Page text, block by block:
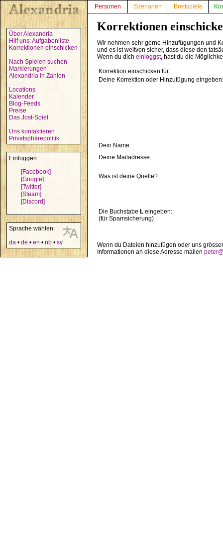
Über Alexandria
Hilf uns: Aufgabenliste
Korrektionen einschicken
Nach Spielen suchen
Markierungen
Alexandria in Zahlen
Locations
Kalender
Blog-Feeds
Preise
Das Jost-Spiel
Uns kontaktieren
Privatsphärepolitik
Einloggen:
[Facebook]
[Google]
[Twitter]
[Steam]
[Discord]
Sprache wählen:
da • de • en • nb • sv
Personen Szenarien Brettspiele
Korrektionen
Wir nehmen sehr gerne Hinzufügungen und
und es ist weitvon sicher, dass diese den
Wenn du dich einloggst, hast du die
Korrektion einschicken für:
Deine Korrektion oder Hinzufügung eingeben:
Dein Name:
Deine Mailadresse:
Was ist deine Quelle?
Die Buchstabe L eingeben:
(für Spamsicherung)
Wenn du Dateien hinzufügen oder uns
Informationen an diese Adresse mailen